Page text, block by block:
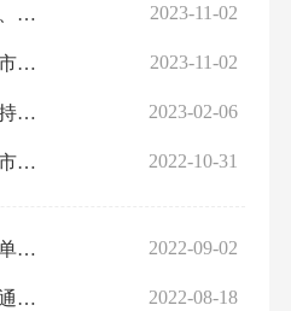
1至8月我市交通运输、仓储和邮政业 运行情况分析 2023-11-02
前三季度我市消费品市场恢复稳中向好 2023-11-02
2022年我市建筑业保持较快增长 2023-02-06
2022年前三季度武汉市经济运行情况 2022-10-31
1至7月部分行业事业单位主要经济指标情况 2022-09-02
1至6月武汉市规上交通运输、仓储和邮政业运行分析 2022-08-18